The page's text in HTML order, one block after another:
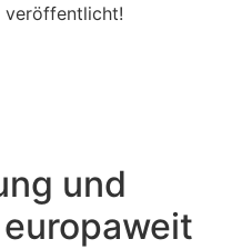
veröffentlicht!
und